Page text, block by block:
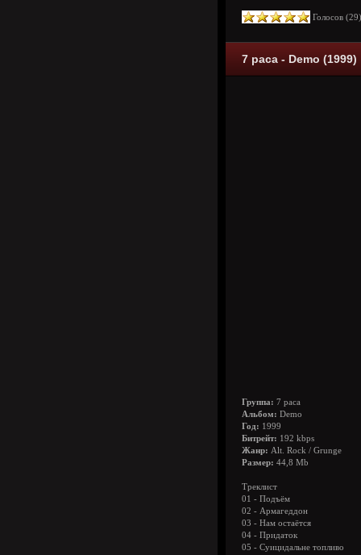
Голосов (29
7 раса - Demo (1999)
Группа: 7 раса
Альбом: Demo
Год: 1999
Битрейт: 192 kbps
Жанр: Alt. Rock / Grunge
Размер: 44,8 Mb
Треклист
01 - Подъём
02 - Армагеддон
03 - Нам остаётся
04 - Придаток
05 - Суицидальне топливо